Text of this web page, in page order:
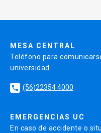
MESA CENTRAL
Teléfono para
universidad.
local_phone (56)22354 4000
EMERGENCIAS UC
En caso de accidente o